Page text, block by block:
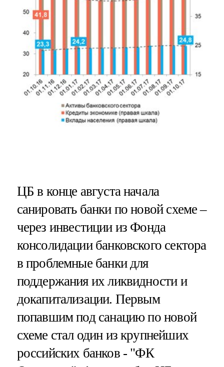
ЦБ в конце августа начала
санировать банки по новой схеме –
через инвестиции из Фонда
консолидации банковского сектора
в проблемные банки для
поддержания их ликвидности и
докапитализации. Первым
попавшим под санацию по новой
схеме стал один из крупнейших
российских банков - "ФК